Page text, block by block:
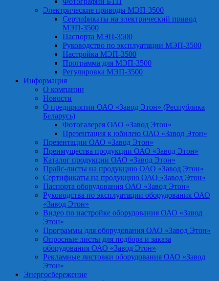
Электрические приводы МЭП-3500
Сертификаты на электрический привод
МЭП-3500
Паспорта МЭП-3500
Руководство по эксплуатации МЭП-3500
Настройка МЭП-3500
Программа для МЭП-3500
Регулировка МЭП-3500
Информация
О компании
Новости
О предприятии ОАО «Завод Этон» (Республика
Беларусь)
Фотогалерея ОАО «Завод Этон»
Презентация к юбилею ОАО «Завод Этон»
Презентации ОАО «Завод Этон»
Преимущества продукции ОАО «Завод Этон»
Каталог продукции ОАО «Завод Этон»
Прайс-листы на продукцию ОАО «Завод Этон»
Сертификаты на продукцию ОАО «Завод Этон»
Паспорта оборудования ОАО «Завод Этон»
Руководства по эксплуатации оборудования ОАО
«Завод Этон»
Видео по настройке оборудования ОАО «Завод
Этон»
Программы для оборудования ОАО «Завод Этон»
Опросные листы для подбора и заказа
оборудования ОАО «Завод Этон»
Рекламные листовки оборудования ОАО «Завод
Этон»
Энергосбережение